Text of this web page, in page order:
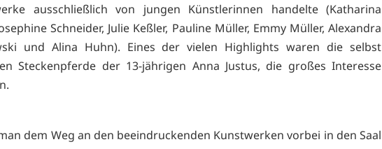
ausschließlich von jungen Künstlerinnen handelte (Katharina
Schneider, Julie Keßler, Pauline Müller, Emmy Müller, Alexandra
und Alina Huhn). Eines der vielen Highlights waren die selbst
Steckenpferde der 13-jährigen Anna Justus, die großes Interesse
dem Weg an den beeindruckenden Kunstwerken vorbei in den Saal